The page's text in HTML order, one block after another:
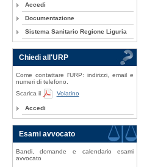
Accedi
Documentazione
Sistema Sanitario Regione Liguria
Chiedi all'URP
Come contattare l'URP: indirizzi, email e
numeri di telefono.
Scarica il
Volatino
Accedi
Esami avvocato
Bandi, domande e calendario esami
avvocato